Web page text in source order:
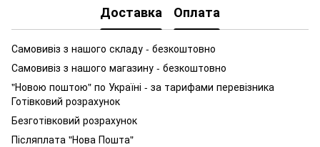
Доставка Оплата
Самовивіз з нашого складу - безкоштовно
Самовивіз з нашого магазину - безкоштовно
"Новою поштою" по Україні - за тарифами перевізника
Готівковий розрахунок
Безготівковий розрахунок
Післяплата "Нова Пошта"